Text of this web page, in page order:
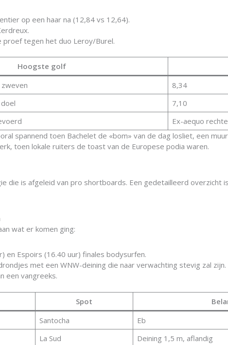
op een haar na (12,84 vs 12,64).
proef tegen het duo Leroy/Burel.
Hoogste golf
8,34
7,10
Ex-aequo
spannend toen Bachelet de «bom» van de dag losliet, een
toen lokale ruiters de toast van de Europese podia waren.
die is afgeleid van pro shortboards. Een gedetailleerd overzicht
wat er komen ging:
en Espoirs (16.40 uur) finales bodysurfen.
met een WNW-deining die naar verwachting stevig zal zijn.
een vangreeks.
Spot
Santocha
Eb
La Sud Deining 1,5 m, aflandig